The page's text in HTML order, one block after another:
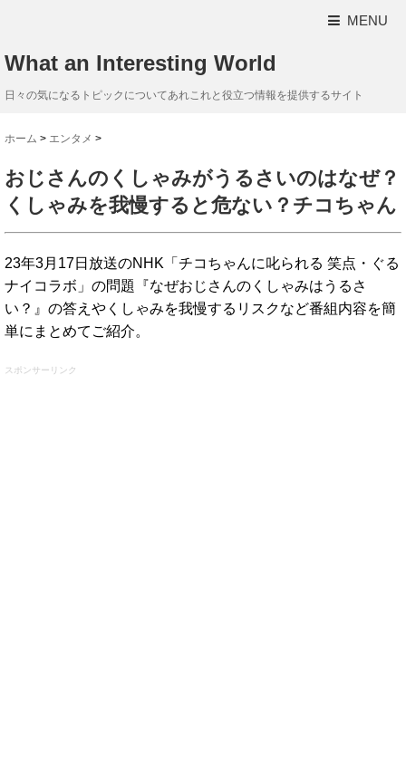
MENU
What an Interesting World
日々の気になるトピックについてあれこれと役立つ情報を提供するサイト
ホーム > エンタメ >
おじさんのくしゃみがうるさいのはなぜ？
くしゃみを我慢すると危ない？チコちゃん
23年3月17日放送のNHK「チコちゃんに叱られる 笑点・ぐる
ナイコラボ」の問題『なぜおじさんのくしゃみはうるさ
い？』の答えやくしゃみを我慢するリスクなど番組内容を簡
単にまとめてご紹介。
スポンサーリンク